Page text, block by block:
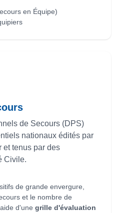
en Équipe)
de Secours (DPS)
nationaux édités par
et tenus par des
Civile.
de grande envergure,
et le nombre de
d'une grille d'évaluation